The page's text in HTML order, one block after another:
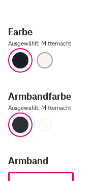
Farbe
Ausgewählt: Mitternacht
Mitternacht
Armbandfarbe
Ausgewählt: Mitternacht
Armband